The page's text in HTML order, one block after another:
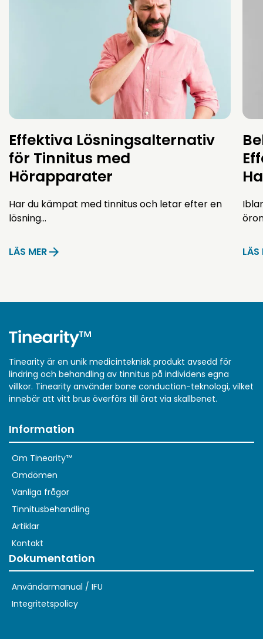
Effektiva Lösningsalternativ
för Tinnitus med
Hörapparater
Har du kämpat med tinnitus och letar efter en
lösning…
LÄS MER LÄS
Tinearity är en unik medicinteknisk produkt avsedd för
lindring och behandling av tinnitus på individens egna
villkor. Tinearity använder bone conduction-teknologi, vilket
innebär att vitt brus överförs till örat via skallbenet.
Information
Om Tinearity™
Omdömen
Vanliga frågor
Tinnitusbehandling
Artiklar
Kontakt
Dokumentation
Användarmanual / IFU
Integritetspolicy